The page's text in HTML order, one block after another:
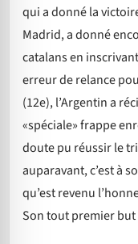
qui a donné la
Madrid, a donné
catalans en
erreur de relance
(12e), l’Argentin a
«spéciale» frappe
doute pu réussir le
auparavant, c’est à
qu’est revenu
Son tout premier but